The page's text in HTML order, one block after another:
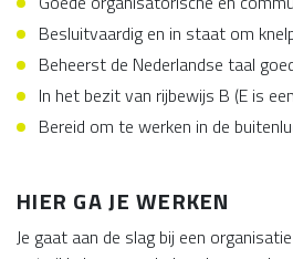
Besluitvaardig en in staat om
Beheerst de Nederlandse taal
In het bezit van rijbewijs B (E is
Bereid om te werken in de
HIER GA JE WERKEN
Je gaat aan de slag bij een